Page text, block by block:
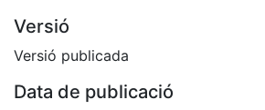
Versió
Versió publicada
Data de publicació